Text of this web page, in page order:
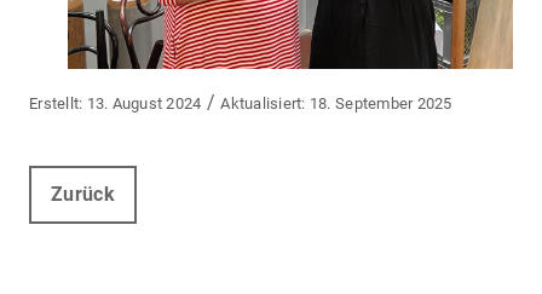
13. August 2024 / 18. September 2025
Zurück